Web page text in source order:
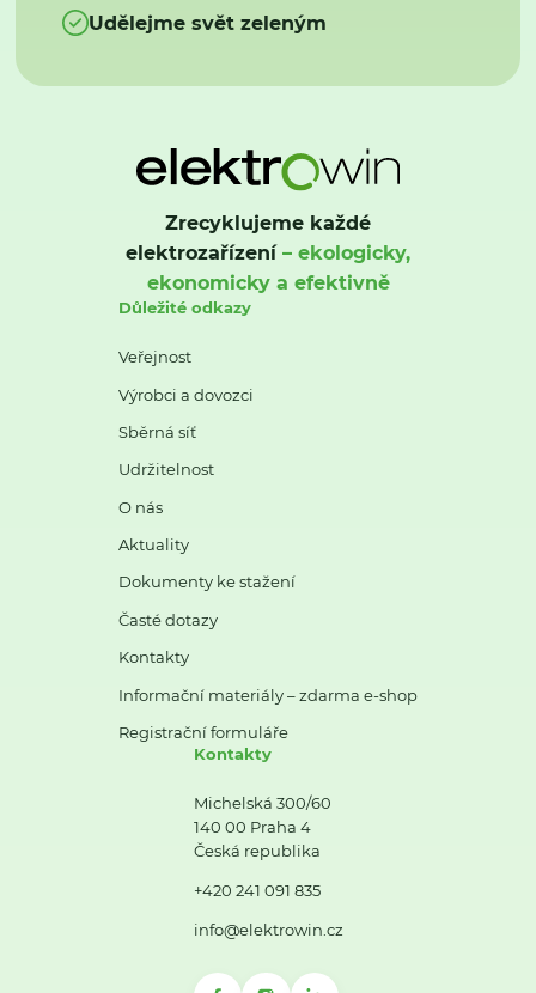
Udělejme svět zeleným
Zrecyklujeme každé
elektrozařízení– ekologicky,
ekonomicky a efektivně
Důležité odkazy
Veřejnost
Výrobci a dovozci
Sběrná síť
Udržitelnost
O nás
Aktuality
Dokumenty ke stažení
Časté dotazy
Kontakty
Informační materiály – zdarma e-shop
Registrační formuláře
Kontakty
Michelská 300/60
140 00 Praha 4
Česká republika
+420 241 091 835
info@elektrowin.cz